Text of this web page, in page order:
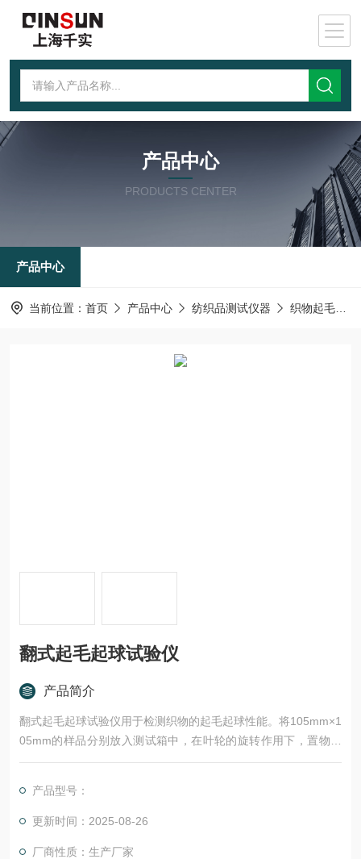
产品中心
PRODUCTS CENTER
产品中心
当前位置： 首页 产品中心 纺织品测试仪器 织物起毛起球测试仪
翻式起毛起球试验仪
产品简介
翻式起毛起球试验仪用于检测织物的起毛起球性能。将105mm×1
05mm的样品分别放入测试箱中，在叶轮的旋转作用下，置物盒
软木衬壁持续随机摩擦，将定时器设置到规定时间，到达设定时
气，以增强翻转，气压可调。
产品型号：
更新时间：2025-08-26
厂商性质：生产厂家